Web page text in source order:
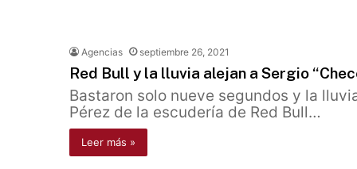
Agencias septiembre 26, 2021
Red Bull y la lluvia alejan a Sergio
Bastaron solo nueve segundos y la
Pérez de la escudería de Red Bull…
Leer más »